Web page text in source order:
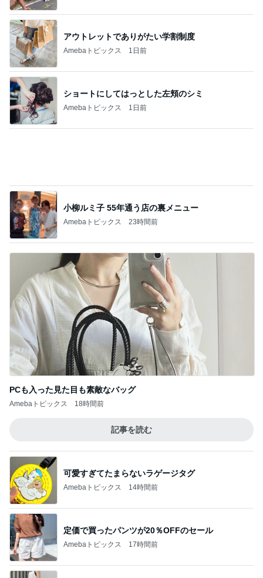
ショートにしてはっとした左頬のシミ
Amebaトピックス 1日前
PCも入った見た目も素敵なバッグ
Amebaトピックス 18時間前
記事を読む
Amebaトピックス 14時間前
定価で買ったパンツが20％OFFのセール
Amebaトピックス 17時間前
まさに持ってて損なしのキャミワンピ
Amebaトピックス 1日前